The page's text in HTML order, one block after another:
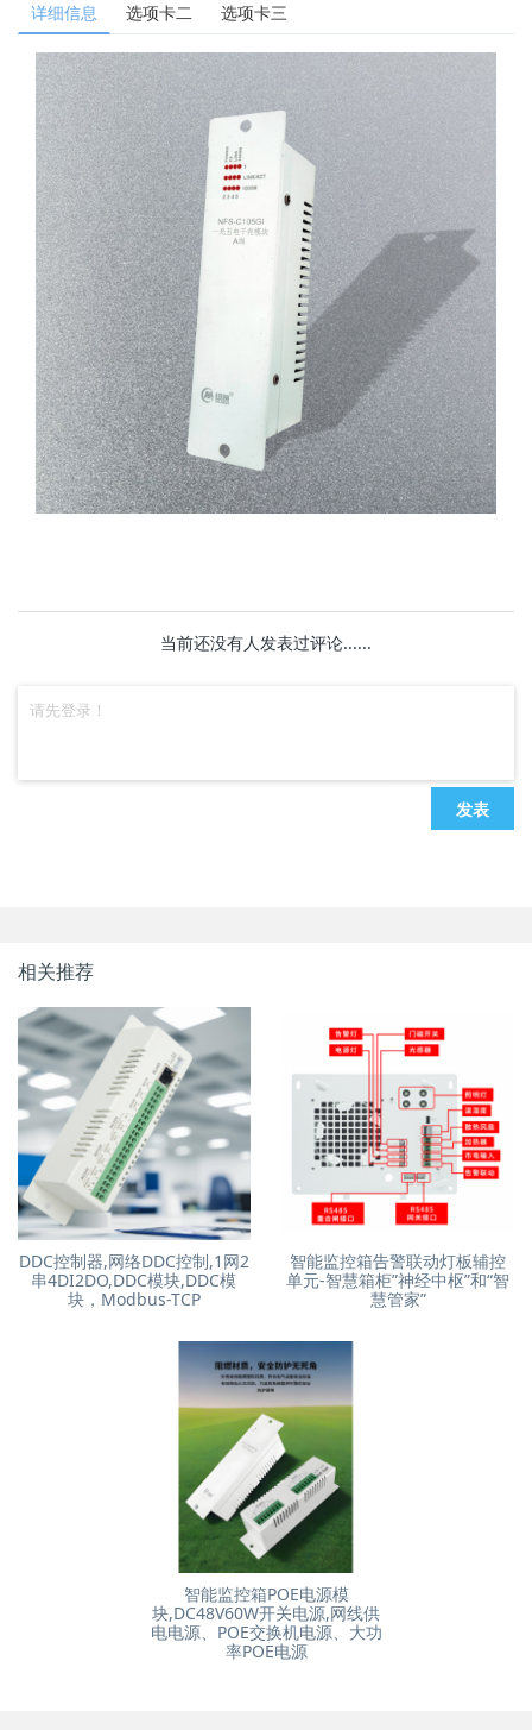
详细信息 选项卡二 选项卡三
当前还没有人发表过评论......
发表
相关推荐
DDC控制器,网络DDC控制,1网2
串4DI2DO,DDC模块,DDC模
块，Modbus-TCP
智能监控箱告警联动灯板辅控
单元-智慧箱柜”神经中枢”和“智
慧管家”
智能监控箱POE电源模
块,DC48V60W开关电源,网线供
电电源、POE交换机电源、大功
率POE电源